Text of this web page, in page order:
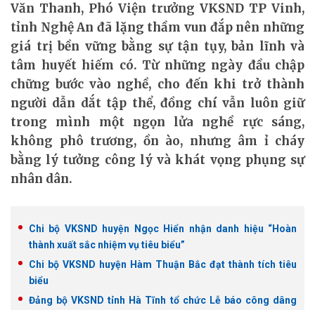
Văn Thanh, Phó Viện trưởng VKSND TP Vinh,
tỉnh Nghệ An đã lặng thầm vun đắp nên những
giá trị bền vững bằng sự tận tụy, bản lĩnh và
tâm huyết hiếm có. Từ những ngày đầu chập
chững bước vào nghề, cho đến khi trở thành
người dẫn dắt tập thể, đồng chí vẫn luôn giữ
trong mình một ngọn lửa nghề rực sáng,
không phô trương, ồn ào, nhưng âm ỉ cháy
bằng lý tưởng công lý và khát vọng phụng sự
nhân dân.
Chi bộ VKSND huyện Ngọc Hiển nhận danh hiệu “Hoàn
thành xuất sắc nhiệm vụ tiêu biểu”
Chi bộ VKSND huyện Hàm Thuận Bắc đạt thành tích tiêu
biểu
Đảng bộ VKSND tỉnh Hà Tĩnh tổ chức Lễ báo công dâng